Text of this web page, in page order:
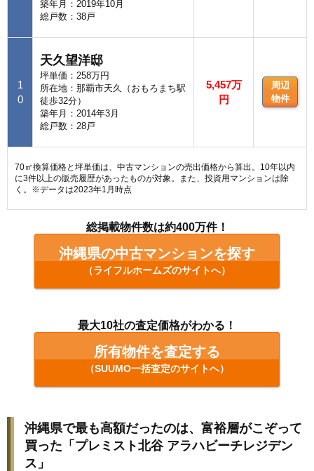
築年月：2019年10月
総戸数：38戸
1
0
天久望洋邸
坪単価：258万円
所在地：那覇市天久（おもろまち駅
徒歩32分）
築年月：2014年3月
総戸数：28戸
5,457万
円
周辺
物件
70㎡換算価格と坪単価は、中古マンションの売出価格から算出。10年以内
に3件以上の販売履歴があったものが対象。また、投資用マンションは除
く。※データは2023年1月時点
総掲載物件数は約400万件！
沖縄県の中古マンションを探す
（ライフルホームズのサイトへ）
最大10社の査定価格がわかる！
所有物件を査定する
（SUUMO一括査定のサイトへ）
沖縄県で最も高額だったのは、富裕層がこぞって
買った「プレミスト北谷 アラハビーチレジデン
ス」